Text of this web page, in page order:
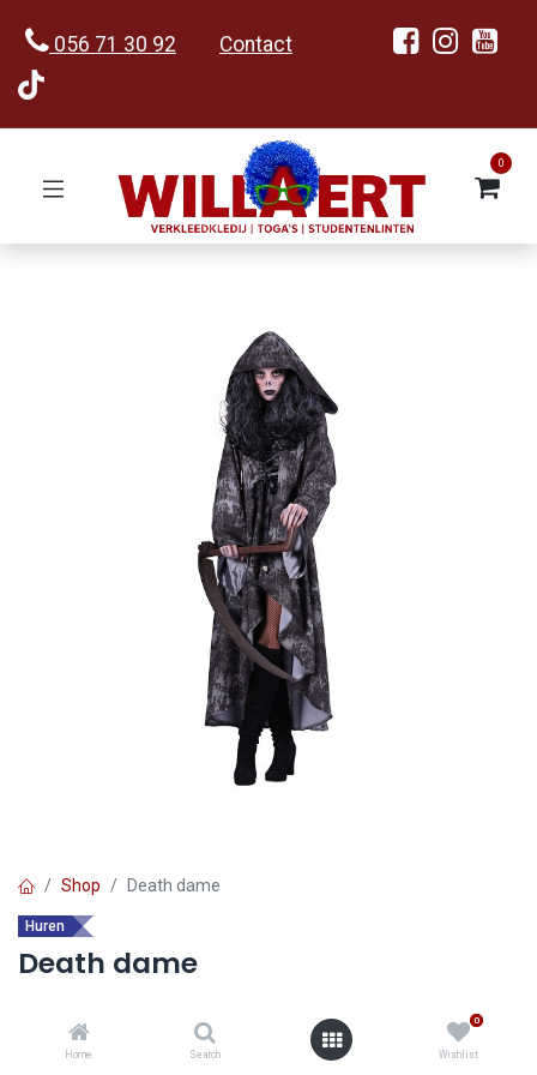
Home Search
0
Wishlist
056 71 30 92 Contact
0
Shop Death dame
Huren
Death dame
Ontdek de voordelen van huur verkleedkledij